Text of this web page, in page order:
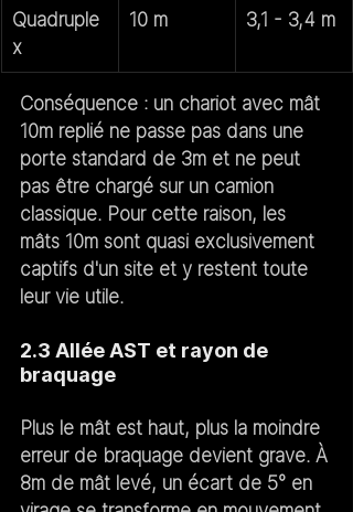
Quadruple
x
10 m 3,1 - 3,4 m
Conséquence : un chariot avec mât
10m replié ne passe pas dans une
porte standard de 3m et ne peut
pas être chargé sur un camion
classique. Pour cette raison, les
mâts 10m sont quasi exclusivement
captifs d'un site et y restent toute
leur vie utile.
2.3 Allée AST et rayon de
braquage
Plus le mât est haut, plus la moindre
erreur de braquage devient grave. À
8m de mât levé, un écart de 5° en